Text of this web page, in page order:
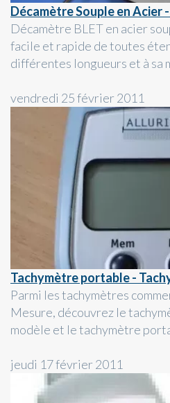
Décamètre Souple en Acier
Décamètre BLET en acier
facile et rapide de toutes
différentes longueurs et à sa
vendredi 25 février 2011
Tachymètre portable -
Parmi les tachymètres
Mesure, découvrez le
modèle et le tachymètre
jeudi 17 février 2011